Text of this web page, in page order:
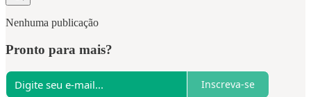
Nenhuma publicação
Pronto para mais?
Inscreva-se